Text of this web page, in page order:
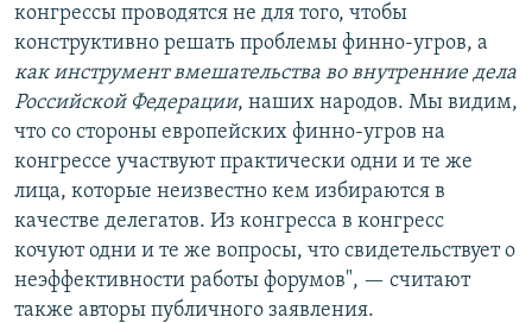
конгрессы проводятся не для того, чтобы
конструктивно решать проблемы финно-угров, а
как инструмент вмешательства во внутренние дела
Российской Федерации, наших народов. Мы видим,
что со стороны европейских финно-угров на
конгрессе участвуют практически одни и те же
лица, которые неизвестно кем избираются в
качестве делегатов. Из конгресса в конгресс
кочуют одни и те же вопросы, что свидетельствует о
неэффективности работы форумов", — считают
также авторы публичного заявления.